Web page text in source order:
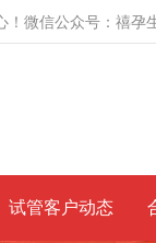
微信公众号：禧
试管客户动态